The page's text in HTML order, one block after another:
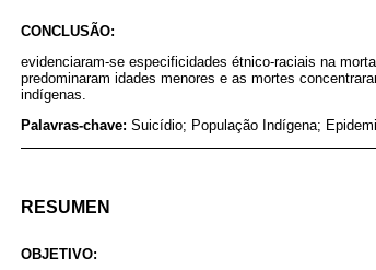
CONCLUSÃO:
evidenciaram-se especificidades étnico-raciais na
predominaram idades menores e as mortes
indígenas.
Palavras-chave: Suicídio; População Indígena;
RESUMEN
OBJETIVO: